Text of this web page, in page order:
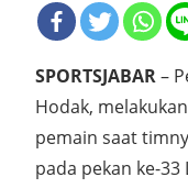
SPORTSJABAR–
Hodak,
pemain saat
pada pekan ke-33